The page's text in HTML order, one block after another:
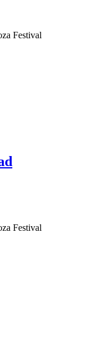
Festival
Festival